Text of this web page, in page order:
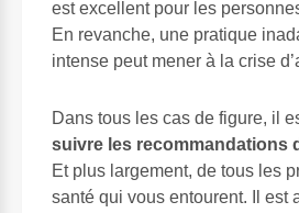
est excellent pour les
En revanche, une pratique
intense peut mener à la crise
Dans tous les cas de figure, il
suivre les recommandations
Et plus largement, de tous les
santé qui vous entourent. Il est